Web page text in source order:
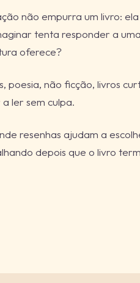
não empurra um livro:
tenta responder a
oferece?
poesia, não ficção, livros
ler sem culpa.
resenhas ajudam a
depois que o livro